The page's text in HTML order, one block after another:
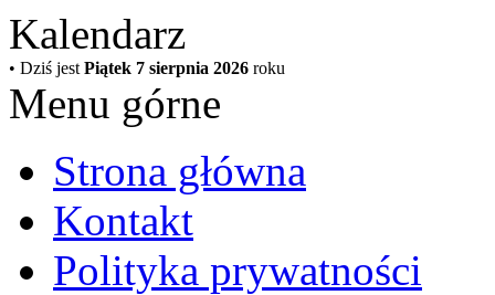
Kalendarz
• Dziś jest Piątek 7 sierpnia 2026 roku
Menu górne
Strona główna
Kontakt
Polityka prywatności